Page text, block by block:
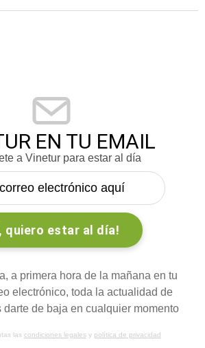
EN TU EMAIL
a Vinetur para estar al día
a primera hora de la mañana en tu
electrónico, toda la actualidad de
darte de baja en cualquier momento
las condiciones legalesy política de privacidad